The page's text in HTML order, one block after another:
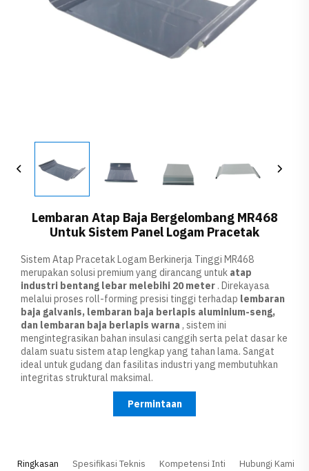
Lembaran Atap Baja Bergelombang MR468
Untuk Sistem Panel Logam Pracetak
Sistem Atap Pracetak Logam Berkinerja Tinggi MR468
merupakan solusi premium yang dirancang untuk atap
industri bentang lebar melebihi 20 meter . Direkayasa
melalui proses roll-forming presisi tinggi terhadap lembaran
baja galvanis, lembaran baja berlapis aluminium-seng,
dan lembaran baja berlapis warna , sistem ini
mengintegrasikan bahan insulasi canggih serta pelat dasar ke
dalam suatu sistem atap lengkap yang tahan lama. Sangat
ideal untuk gudang dan fasilitas industri yang membutuhkan
integritas struktural maksimal.
Permintaan
Ringkasan Spesifikasi Teknis Kompetensi Inti Hubungi Kami